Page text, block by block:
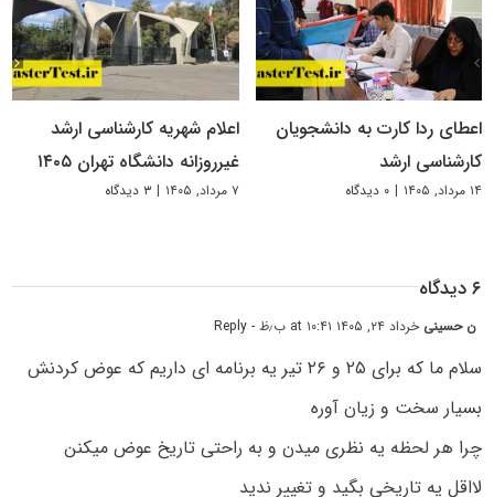
اعطای ردا کارت به دانشجویان
کارشناسی ارشد
۱۴ مرداد, ۱۴۰۵ | ۰ دیدگاه
اعلام شهریه کارشناسی ارشد
غیرروزانه دانشگاه تهران ۱۴۰۵
۷ مرداد, ۱۴۰۵ | ۳ دیدگاه
۶ دیدگاه
ن حسینی خرداد ۲۴, ۱۴۰۵ at ۱۰:۴۱ ب٫ظ - Reply
سلام ما که برای ۲۵ و ۲۶ تیر یه برنامه ای داریم که عوض کردنش
بسیار سخت و زیان آوره
چرا هر لحظه یه نظری میدن و به راحتی تاریخ عوض میکنن
لااقل یه تاریخی بگید و تغییر ندید